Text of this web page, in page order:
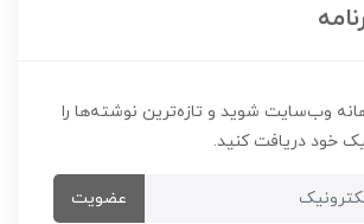
وب‌سایت شوید و تازه‌ترین نوشته‌ها را
خود دریافت کنید.
عضویت